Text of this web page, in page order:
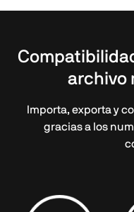
archivo
Importa, exporta y
gracias a los